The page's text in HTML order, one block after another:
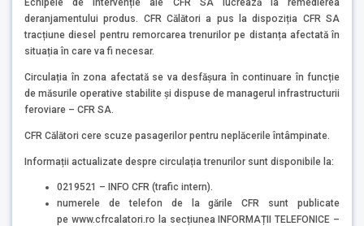
Echipele de intervenție ale CFR SA lucrează la remedierea
deranjamentului produs. CFR Călători a pus la dispoziția CFR SA
tracțiune diesel pentru remorcarea trenurilor pe distanța afectată în
situația în care va fi necesar.
Circulația în zona afectată se va desfășura în continuare în funcție
de măsurile operative stabilite și dispuse de managerul infrastructurii
feroviare – CFR SA.
CFR Călători cere scuze pasagerilor pentru neplăcerile întâmpinate.
Informații actualizate despre circulația trenurilor sunt disponibile la:
0219521 – INFO CFR (trafic intern).
numerele de telefon de la gările CFR sunt publicate
pe www.cfrcalatori.ro la secțiunea INFORMAȚII TELEFONICE –